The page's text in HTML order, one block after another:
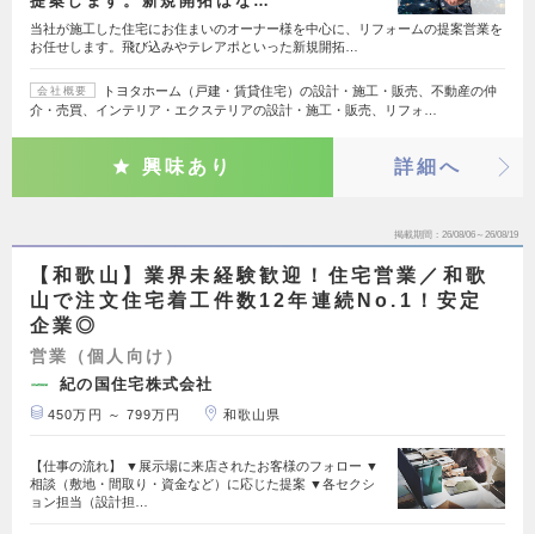
当社が施工した住宅にお住まいのオーナー様を中心に、リフォームの提案営業を
お任せします。飛び込みやテレアポといった新規開拓…
会社概要
トヨタホーム（戸建・賃貸住宅）の設計・施工・販売、不動産の仲
介・売買、インテリア・エクステリアの設計・施工・販売、リフォ…
興味あり 詳細へ
掲載期間 26/08/06～26/08/19
【和歌山】業界未経験歓迎！住宅営業／和歌
山で注文住宅着工件数12年連続No.1！安定
企業◎
営業（個人向け）
紀の国住宅株式会社
450万円 ～ 799万円 和歌山県
【仕事の流れ】 ▼展示場に来店されたお客様のフォロー ▼
相談（敷地・間取り・資金など）に応じた提案 ▼各セクシ
ョン担当（設計担…